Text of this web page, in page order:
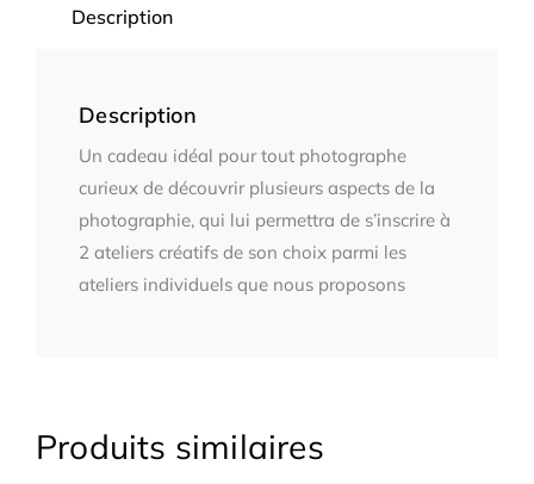
Description
Description
Un cadeau idéal pour tout photographe
curieux de découvrir plusieurs aspects de la
photographie, qui lui permettra de s’inscrire à
2 ateliers créatifs de son choix parmi les
ateliers individuels que nous proposons
Produits similaires